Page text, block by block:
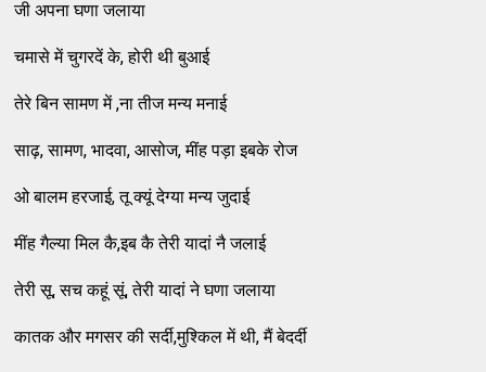
जी अपना घणा जलाया
चमासे में चुगरदें के, होरी थी बुआई
तेरे बिन सामण में ,ना तीज मन्‍य मनाई
साढ़, सामण, भादवा, आसोज, मींह पड़ा इबके रोज
ओ बालम हरजाई, तू क्‍यूं देग्‍या मन्‍य जुदाई
मींह गैल्‍या मिल कै,इब कै तेरी यादां नै जलाई
तेरी सू, सच कहूं सूं, तेरी यादां ने घणा जलाया
कातक और मगसर की सर्दी,मुश्‍किल में थी, मैं बेदर्दी